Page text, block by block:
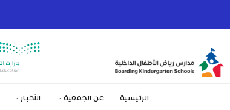
الرئيسية عن الجمعية الأخبار